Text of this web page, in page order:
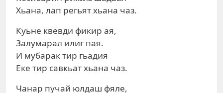
Хьана, лап регьят хьана чаз.
Куьне квевди фикир ая,
Залумарал илиг пая.
И мубарак тир гьадия
Еке тир савкьат хьана чаз.
Чанар пучай юлдаш фяле,